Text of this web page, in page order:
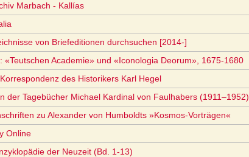
Marbach - Kallías
von Briefeditionen durchsuchen [2014-]
«Teutschen Academie» und «Iconologia Deorum», 1675-1680
des Historikers Karl Hegel
der Tagebücher Michael Kardinal von Faulhabers (1911–1952)
zu Alexander von Humboldts »Kosmos-Vorträgen«
Online
der Neuzeit (Bd. 1-13)